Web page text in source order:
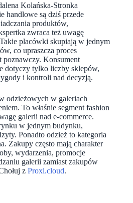
Kolańska-Stronka
handlowe są dziś przede
produktów,
zwraca też uwagę
placówki skupiają w jednym
co upraszcza proces
Konsument
dotyczy tylko liczby sklepów,
i kontroli nad decyzją.
odzieżowych w galeriach
To właśnie segment fashion
galerii nad e-commerce.
w jednym budynku,
Ponadto odzież to kategoria
Zakupy często mają charakter
wydarzenia, promocje
galerii zamiast zakupów
z Proxi.cloud.